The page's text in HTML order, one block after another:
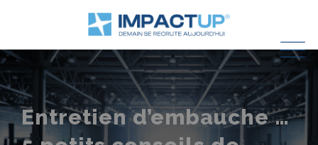
Entretien d’embauche …